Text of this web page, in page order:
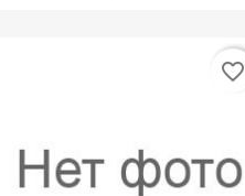
favorite_border